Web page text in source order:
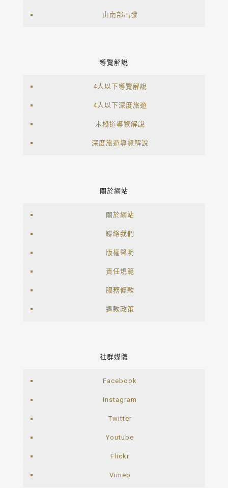
由南部出發
導覽解說
4人以下導覽解說
4人以下深度旅遊
木棧道導覽解說
深度旅遊導覽解說
關於網站
關於網站
聯絡我們
版權聲明
責任規範
服務條款
退款政策
社群媒體
Facebook
Instagram
Twitter
Youtube
Flickr
Vimeo